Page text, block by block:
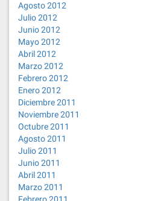
Agosto 2012
Julio 2012
Junio 2012
Mayo 2012
Abril 2012
Marzo 2012
Febrero 2012
Enero 2012
Diciembre 2011
Noviembre 2011
Octubre 2011
Agosto 2011
Julio 2011
Junio 2011
Abril 2011
Marzo 2011